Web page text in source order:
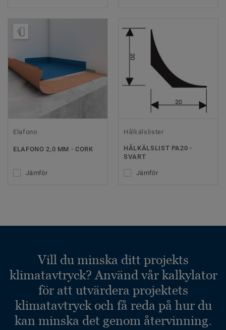
Elafono
ELAFONO 2,0 MM - CORK
Jämför
Hålkälslister
HÅLKÄLSLIST PA20 -
SVART
Jämför
Vill du minska ditt projekts
klimatavtryck? Använd vår kalkylator
för att utvärdera projektets
klimatavtryck och få reda på hur du
kan minska det genom återvinning.